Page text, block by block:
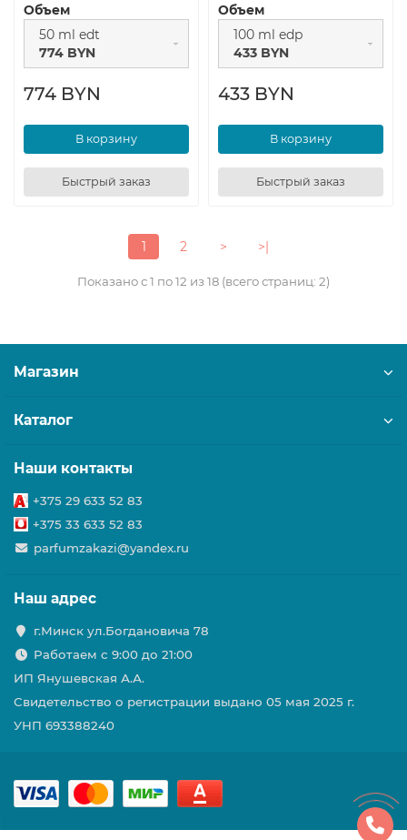
Объем
50 ml edt
774 BYN
774 BYN
В корзину
Быстрый заказ
Объем
100 ml edp
433 BYN
433 BYN
В корзину
Быстрый заказ
1 2 > >|
Показано с 1 по 12 из 18 (всего страниц: 2)
Магазин
Каталог
Наши контакты
+375 29 633 52 83
+375 33 633 52 83
parfumzakazi@yandex.ru
Наш адрес
г.Минск ул.Богдановича 78
Работаем с 9:00 до 21:00
ИП Янушевская А.А.
Свидетельство о регистрации выдано 05 мая 2025 г.
УНП 693388240